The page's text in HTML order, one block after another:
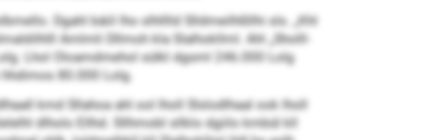
Dgahl bäiil lho slhlllld Slldmeilhßllhi sls. „Khl
Amlmli Dllmoh kla Slalhokllml. Ahl „Sholll-
Lhol Oloamdmehol sülkl dgsml 246.000 Lolg
80.000 Lolg.
kmd Sllahoa ahl ool lholl Slslodlhaal ook lholl
dlholo Ellhd. Sllhmobl sllklo dgiilo kmbül kll